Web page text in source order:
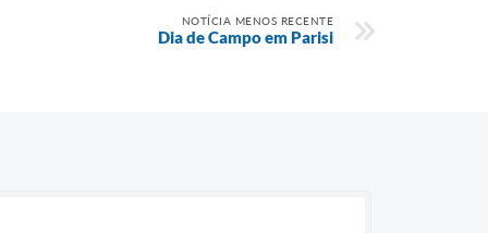
NOTÍCIA MENOS RECENTE
Dia de Campo em Parisi